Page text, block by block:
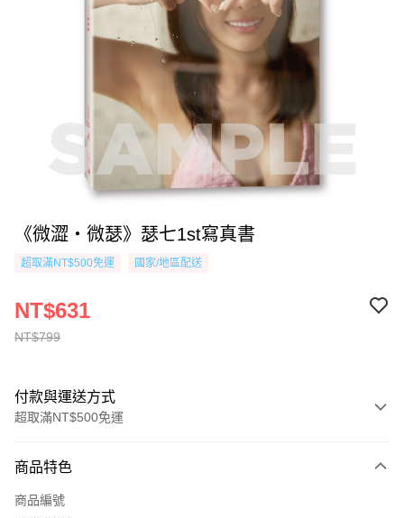
《微澀・微瑟》瑟七1st寫真書
超取滿NT$500免運 國家/地區配送
NT$799
NT$631
付款與運送方式
超取滿NT$500免運
信用卡一次付款
超商取貨付款
商品特色
商品編號